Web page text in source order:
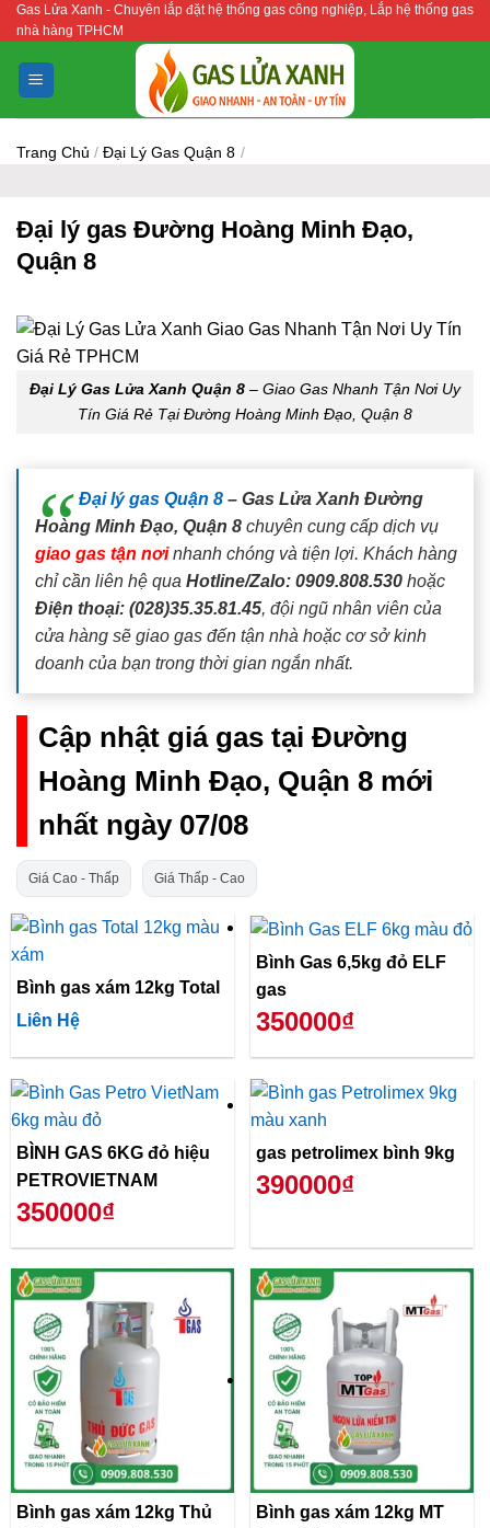
Bỏ
qua
nội
dung
Gas Lửa Xanh - Chuyên lắp đặt hệ thống gas công nghiệp, Lắp hệ thống gas
nhà hàng TPHCM
Trang Chủ / Đại Lý Gas Quận 8 /
Đại lý gas Đường Hoàng Minh Đạo,
Quận 8
Đại Lý Gas Lửa Xanh Quận 8 – Giao Gas Nhanh Tận Nơi Uy
Tín Giá Rẻ Tại Đường Hoàng Minh Đạo, Quận 8
Đại lý gas Quận 8 – Gas Lửa Xanh Đường
Hoàng Minh Đạo, Quận 8 chuyên cung cấp dịch vụ
giao gas tận nơinhanh chóng và tiện lợi. Khách hàng
chỉ cần liên hệ qua Hotline/Zalo: 0909.808.530 hoặc
Điện thoại: (028)35.35.81.45, đội ngũ nhân viên của
cửa hàng sẽ giao gas đến tận nhà hoặc cơ sở kinh
doanh của bạn trong thời gian ngắn nhất.
Cập nhật giá gas tại Đường
Hoàng Minh Đạo, Quận 8 mới
nhất ngày 07/08
Giá Cao - Thấp Giá Thấp - Cao
Bình gas xám 12kg Total
Liên Hệ
Bình Gas 6,5kg đỏ ELF
gas
350000₫
BÌNH GAS 6KG đỏ hiệu
PETROVIETNAM
350000₫
gas petrolimex bình 9kg
390000₫
Bình gas xám 12kg Thủ
Bình gas xám 12kg MT